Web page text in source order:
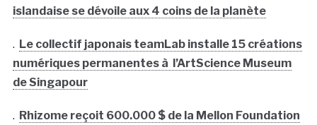
islandaise se dévoile aux 4 coins de la planète
. Le collectif japonais teamLab installe 15 créations
numériques permanentes à l’ArtScience Museum
de Singapour
. Rhizome reçoit 600.000 $ de la Mellon Foundation